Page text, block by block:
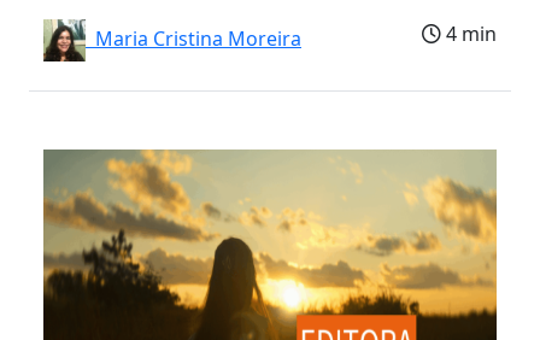
Maria Cristina Moreira
4 min